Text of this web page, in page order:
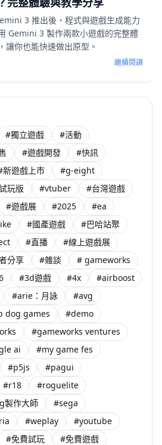
3 推出後，程式與遊戲生成能力
Gemini 3 製作兩款小遊戲的完整體
讓你也能快速做出原型。
繼續閱讀
#獨立遊戲
#活動
#遊戲開發
#快訊
新遊戲上市
#g-eight
玩版 #vtuber
#台灣遊戲
#遊戲展 #2025
#ea
#國產遊戲
#巴哈站聚
#直播
#線上遊戲展
分享 #雜談
# gameworks
#3d遊戲 #4x
#airboost
#arie：月詠
#avg
dog games
#demo
#gameworks ventures
ai
#my game fes
#p5js
#pagui
#r18
#roguelite
製作大師
#sega
#weplay
#youtube
#免費試玩
#免費遊戲